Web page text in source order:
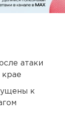
атаки
к